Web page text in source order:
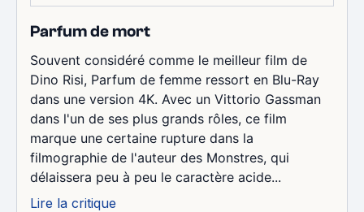
Parfum de mort
Souvent considéré comme le meilleur film de
Dino Risi, Parfum de femme ressort en Blu-Ray
dans une version 4K. Avec un Vittorio Gassman
dans l'un de ses plus grands rôles, ce film
marque une certaine rupture dans la
filmographie de l'auteur des Monstres, qui
délaissera peu à peu le caractère acide...
Lire la critique